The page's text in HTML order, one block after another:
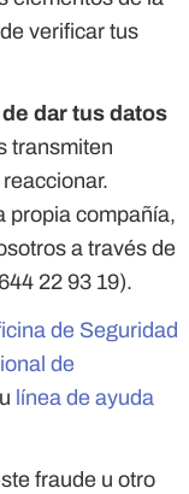
verificar tus
dar tus datos
transmiten
propia compañía,
a través de
22 93 19).
de Seguridad
de
línea de ayuda
fraude u otro